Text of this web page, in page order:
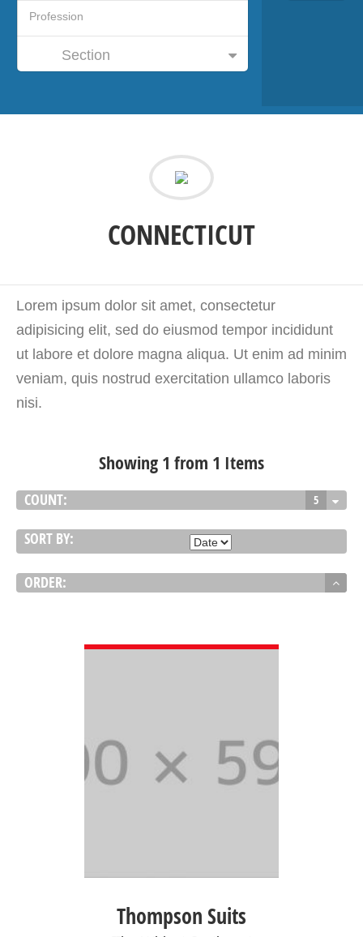
Section
CONNECTICUT
Lorem ipsum dolor sit amet, consectetur
adipisicing elit, sed do eiusmod tempor incididunt
ut labore et dolore magna aliqua. Ut enim ad minim
veniam, quis nostrud exercitation ullamco laboris
nisi.
Showing 1 from 1 Items
COUNT: 5
SORT BY:
ORDER:
Thompson Suits